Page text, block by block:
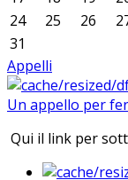
24
25 26
31
Appelli
Un appello per
Qui il link per